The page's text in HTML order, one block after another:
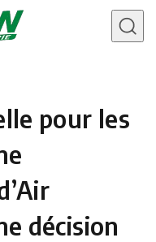
pour les
décision